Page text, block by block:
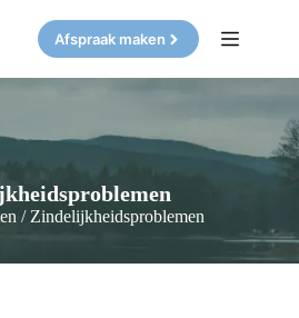
Afspraak maken
/ Zindelijkheidsproblemen